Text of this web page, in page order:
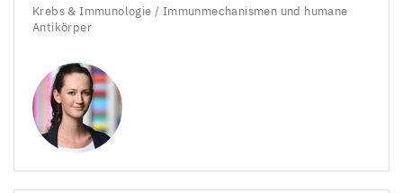
Krebs & Immunologie / Immunmechanismen und humane
Antikörper